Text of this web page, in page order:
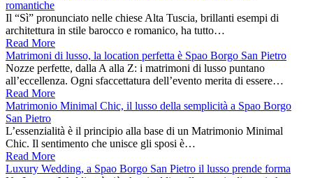
romantiche
Il “Sì” pronunciato nelle chiese Alta Tuscia, brillanti esempi di
architettura in stile barocco e romanico, ha tutto…
Read More
Matrimoni di lusso, la location perfetta è Spao Borgo San Pietro
Nozze perfette, dalla A alla Z: i matrimoni di lusso puntano
all’eccellenza. Ogni sfaccettatura dell’evento merita di essere…
Read More
Matrimonio Minimal Chic, il lusso della semplicità a Spao Borgo
San Pietro
L’essenzialità è il principio alla base di un Matrimonio Minimal
Chic. Il sentimento che unisce gli sposi è…
Read More
Luxury Wedding, a Spao Borgo San Pietro il lusso prende forma